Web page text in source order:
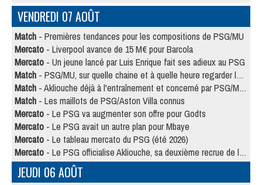
VENDREDI 07 AOÛT
Match - Premières tendances pour les compositions de PSG/MU
Mercato - Liverpool avance de 15 M€ pour Barcola
Mercato - Un jeune lancé par Luis Enrique fait ses adieux au PSG
Match - PSG/MU, sur quelle chaine et à quelle heure regarder le match ?
Match - Akliouche déjà à l'entraînement et concerné par PSG/MU ?
Match - Les maillots de PSG/Aston Villa connus
Mercato - Le PSG va augmenter son offre pour Godts
Mercato - Le PSG avait un autre plan pour Mbaye
Mercato - Le tableau mercato du PSG (été 2026)
Mercato - Le PSG officialise Akliouche, sa deuxième recrue de l’été
JEUDI 06 AOÛT